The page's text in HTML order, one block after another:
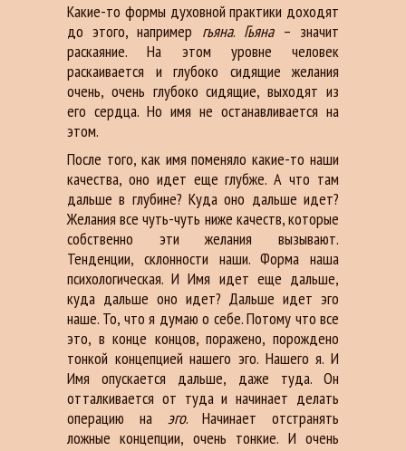
Какие-то формы духовной практики доходят
до этого, например гьяна. Гьяна– значит
раскаяние. На этом уровне человек
раскаивается и глубоко сидящие желания
очень, очень глубоко сидящие, выходят из
его сердца. Но имя не останавливается на
этом.
После того, как имя поменяло какие-то наши
качества, оно идет еще глубже. А что там
дальше в глубине? Куда оно дальше идет?
Желания все чуть-чуть ниже качеств, которые
собственно эти желания вызывают.
Тенденции, склонности наши. Форма наша
психологическая. И Имя идет еще дальше,
куда дальше оно идет? Дальше идет эго
наше. То, что я думаю о себе. Потому что все
это, в конце концов, поражено, порождено
тонкой концепцией нашего эго. Нашего я. И
Имя опускается дальше, даже туда. Он
отталкивается от туда и начинает делать
операцию на эго. Начинает отстранять
ложные концепции, очень тонкие. И очень